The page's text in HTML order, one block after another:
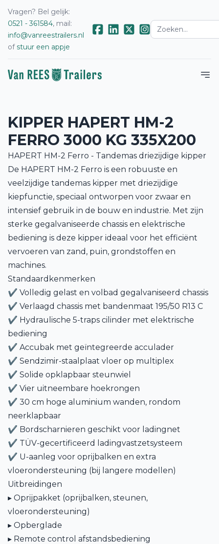
Vragen? Bel gelijk:
0521 - 361584, mail:
info@vanreestrailers.nl
ofstuur een appje
KIPPER HAPERT HM-2
FERRO 3000 KG 335X200
HAPERT HM-2 Ferro - Tandemas driezijdige kipper
De HAPERT HM-2 Ferro is een robuuste en
veelzijdige tandemas kipper met driezijdige
kiepfunctie, speciaal ontworpen voor zwaar en
intensief gebruik in de bouw en industrie. Met zijn
sterke gegalvaniseerde chassis en elektrische
bediening is deze kipper ideaal voor het efficiënt
vervoeren van zand, puin, grondstoffen en
machines.
Standaardkenmerken
✔ Volledig gelast en volbad gegalvaniseerd chassis
✔ Verlaagd chassis met bandenmaat 195/50 R13 C
✔ Hydraulische 5-traps cilinder met elektrische
bediening
✔ Accubak met geïntegreerde acculader
✔ Sendzimir-staalplaat vloer op multiplex
✔ Solide opklapbaar steunwiel
✔ Vier uitneembare hoekrongen
✔ 30 cm hoge aluminium wanden, rondom
neerklapbaar
✔ Bordscharnieren geschikt voor ladingnet
✔ TÜV-gecertificeerd ladingvastzetsysteem
✔ U-aanleg voor oprijbalken en extra
vloerondersteuning (bij langere modellen)
Uitbreidingen
▸ Oprijpakket (oprijbalken, steunen,
vloerondersteuning)
▸ Opberglade
▸ Remote control afstandsbediening